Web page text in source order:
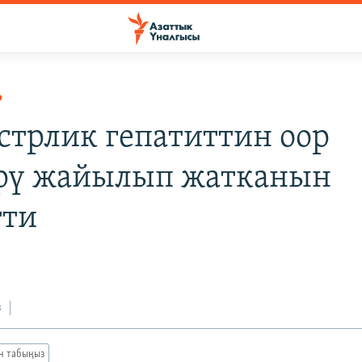
гепатиттин оор
жайылып жатканын
табыңыз